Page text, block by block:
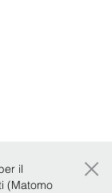
il
(Matomo
×